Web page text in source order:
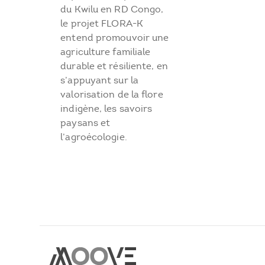
du Kwilu en RD Congo,
le projet FLORA-K
entend promouvoir une
agriculture familiale
durable et résiliente, en
s’appuyant sur la
valorisation de la flore
indigène, les savoirs
paysans et
l’agroécologie.